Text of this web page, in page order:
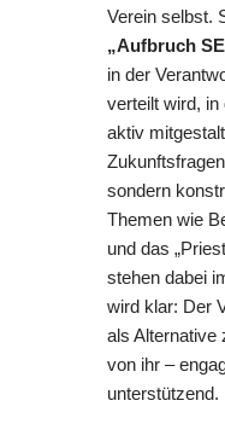
Verein selbst.
„Aufbruch
in der
verteilt wird, in
aktiv
sondern
Themen wie
und das
stehen dabei
wird klar: Der
als Alternative
von ihr –
unterstützend.